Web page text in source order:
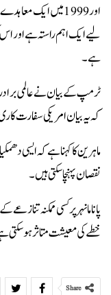
اور 1999 میں ایک
لیے ایک اہم راستہ ہے اور
ہے۔
ٹرمپ کے بیان نے عالمی
کہ یہ بیان امریکی سفارت
ماہرین کا کہنا ہے کہ ایسی
نقصان پہنچا سکتی ہیں۔
پاناما نہر پر کسی ممکنہ
خطے کی معیشت متاثر ہو سکتی
Share